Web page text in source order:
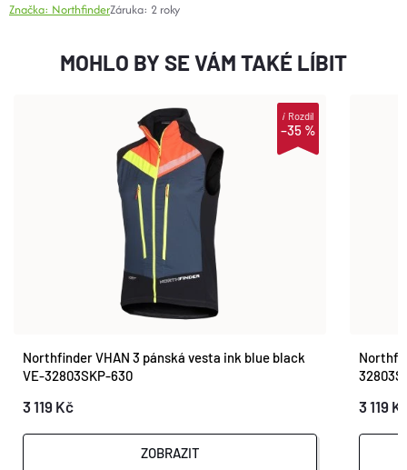
Značka: NorthfinderZáruka: 2 roky
MOHLO BY SE VÁM TAKÉ LÍBIT
–35 %
iRozdíl
Northfinder VHAN 3 pánská vesta ink blue black
VE-32803SKP-630
3 119 Kč
ZOBRAZIT
3 119